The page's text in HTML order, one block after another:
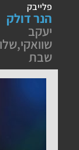
פלייבק
הנר דולק
יעקב
שוואקי,
שבת